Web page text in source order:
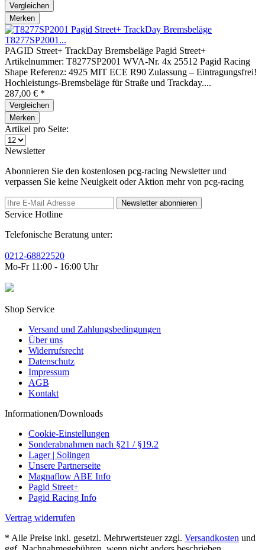
Vergleichen
Merken
Pagid Street+ TrackDay Bremsbeläge
T8277SP2001...
PAGID Street+ TrackDay Bremsbeläge Pagid Street+
Artikelnummer: T8277SP2001 WVA-Nr. 4x 25512 Pagid Racing
Shape Referenz: 4925 MIT ECE R90 Zulassung – Eintragungsfrei!
Hochleistungs-Bremsbeläge für Straße und Trackday....
287,00 € *
Vergleichen
Merken
Artikel pro Seite:
Newsletter
Abonnieren Sie den kostenlosen pcg-racing Newsletter und
verpassen Sie keine Neuigkeit oder Aktion mehr von pcg-racing
Newsletter abonnieren
Service Hotline
Telefonische Beratung unter:
0212-68822520
Mo-Fr 11:00 - 16:00 Uhr
Shop Service
Versand und Zahlungsbedingungen
Über uns
Widerrufsrecht
Datenschutz
Impressum
AGB
Kontakt
Informationen/Downloads
Cookie-Einstellungen
Sonderabnahmen nach §21 / §19.2
Lager | Solingen
Unsere Partnerseite
Magnaflow ABE Info
Pagid Street+
Pagid Racing Info
Vertrag widerrufen
* Alle Preise inkl. gesetzl. Mehrwertsteuer zzgl. Versandkosten und